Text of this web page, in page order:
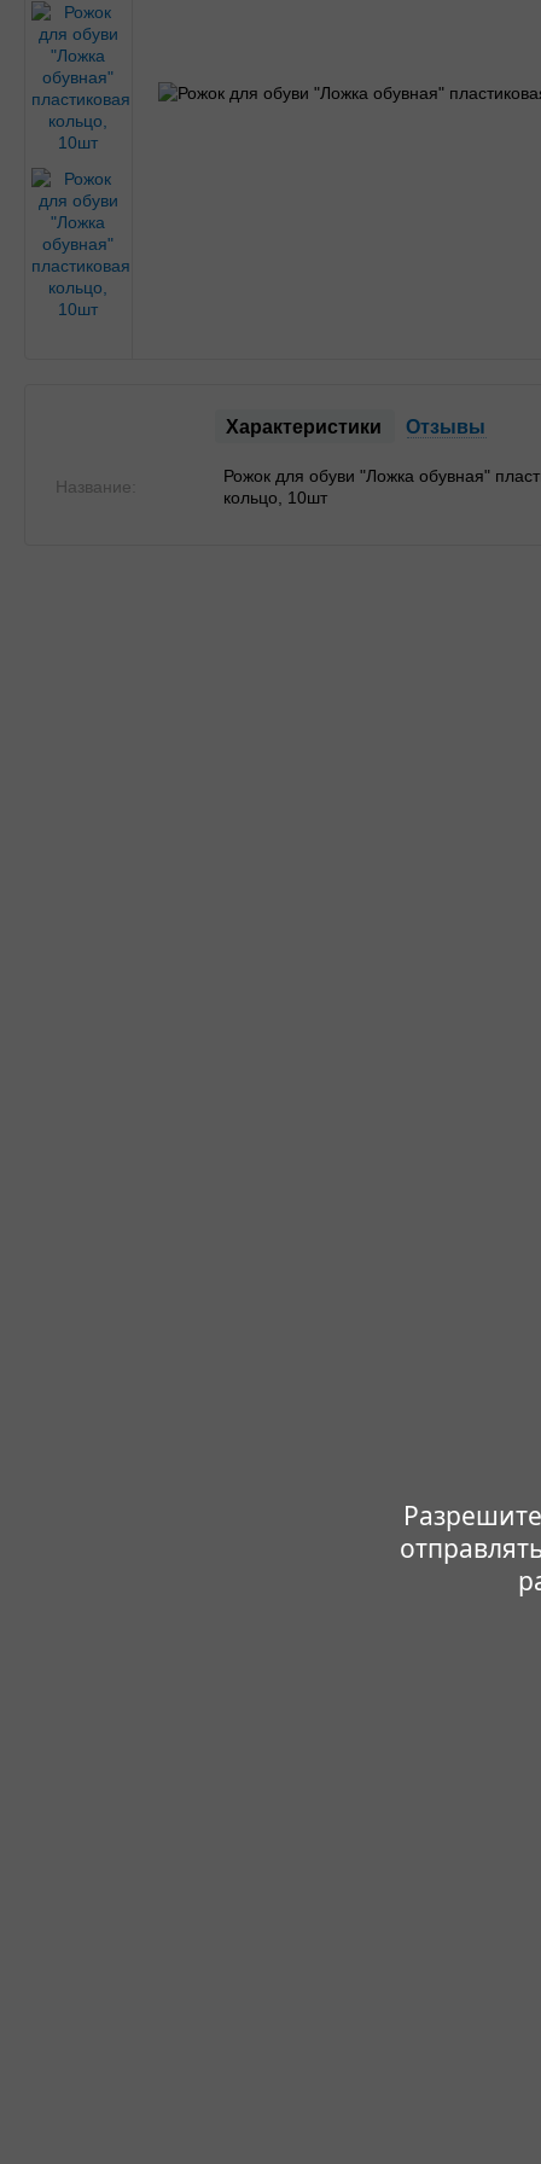
Характеристики Отзывы
Название:
Рожок для обуви "Ложка обувная"
кольцо, 10шт